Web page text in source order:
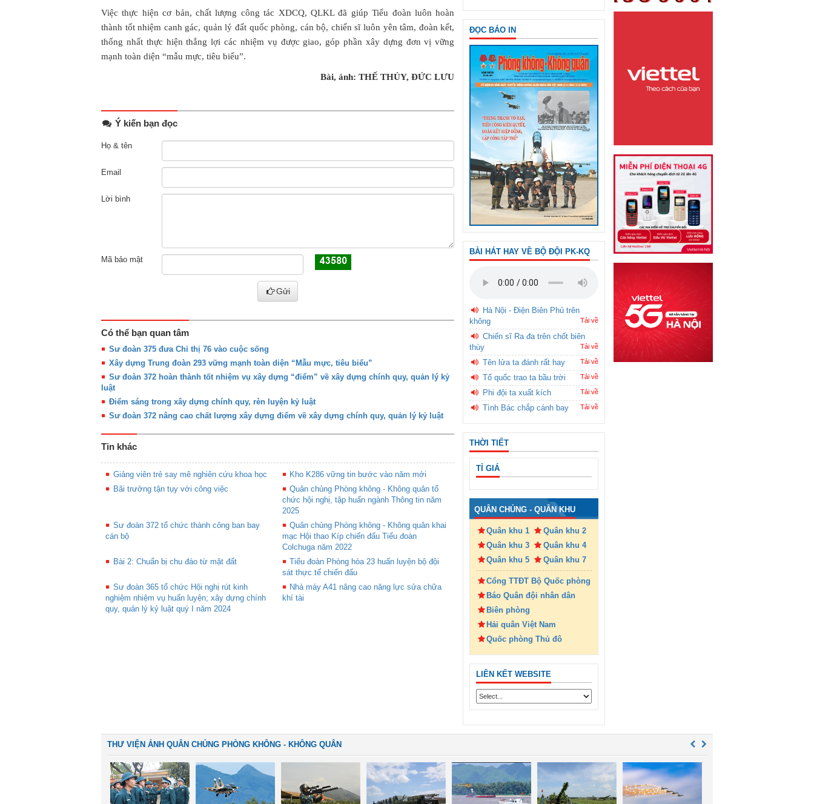
Việc thực hiện cơ bản, chất lượng công tác XDCQ, QLKL đã giúp Tiểu đoàn luôn hoàn
thành tốt nhiệm canh gác, quản lý đất quốc phòng, cán bộ, chiến sĩ luôn yên tâm, đoàn kết,
thống nhất thực hiện thắng lợi các nhiệm vụ được giao, góp phần xây dựng đơn vị vững
mạnh toàn diện “mẫu mực, tiêu biểu”.
Bài, ảnh: THẾ THỦY, ĐỨC LƯU
Ý kiến bạn đọc
Họ & tên
Email
Lời bình
Mã bảo mật
Gửi
Có thể bạn quan tâm
Sư đoàn 375 đưa Chỉ thị 76 vào cuộc sống
Xây dựng Trung đoàn 293 vững mạnh toàn diện “Mẫu mực, tiêu biểu”
Sư đoàn 372 hoàn thành tốt nhiệm vụ xây dựng “điểm” về xây dựng chính quy, quản lý kỷ
luật
Điểm sáng trong xây dựng chính quy, rèn luyện kỷ luật
Sư đoàn 372 nâng cao chất lượng xây dựng điểm về xây dựng chính quy, quản lý kỷ luật
Tin khác
Giảng viên trẻ say mê nghiên cứu khoa học
Kho K286 vững tin bước vào năm mới
Bãi trưởng tận tụy với công việc
Quân chủng Phòng không - Không quân tổ
chức hội nghị, tập huấn ngành Thông tin năm
2025
Sư đoàn 372 tổ chức thành công ban bay
cán bộ
Quân chủng Phòng không - Không quân khai
mạc Hội thao Kíp chiến đấu Tiểu đoàn
Colchuga năm 2022
Bài 2: Chuẩn bị chu đáo từ mặt đất
Tiểu đoàn Phòng hóa 23 huấn luyện bộ đội
sát thực tế chiến đấu
Sư đoàn 365 tổ chức Hội nghị rút kinh
nghiệm nhiệm vụ huấn luyện; xây dựng chính
quy, quản lý kỷ luật quý I năm 2024
Nhà máy A41 nâng cao năng lực sửa chữa
khí tài
ĐỌC BÁO IN
BÀI HÁT HAY VỀ BỘ ĐỘI PK-KQ
Hà Nội - Điện Biên Phủ trên
không
Tải về
Chiến sĩ Ra đa trên chốt biên
thùy
Tải về
Tên lửa ta đánh rất hay Tải về
Tổ quốc trao ta bầu trời Tải về
Phi đội ta xuất kích Tải về
Tình Bác chắp cánh bay Tải về
THỜI TIẾT
TỈ GIÁ
QUÂN CHỦNG - QUÂN KHU
Quân khu 1
Quân khu 2
Quân khu 3
Quân khu 4
Quân khu 5
Quân khu 7
Cổng TTĐT Bộ Quốc phòng
Báo Quân đội nhân dân
Biên phòng
Hải quân Việt Nam
Quốc phòng Thủ đô
LIÊN KẾT WEBSITE
THƯ VIỆN ẢNH QUÂN CHỦNG PHÒNG KHÔNG - KHÔNG QUÂN